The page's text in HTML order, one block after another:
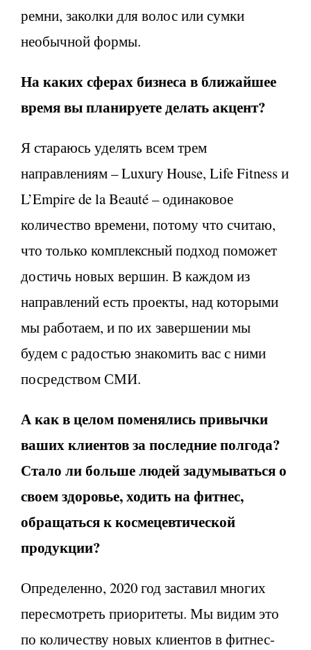
ремни, заколки для волос или сумки
необычной формы.
На каких сферах бизнеса в ближайшее
время вы планируете делать акцент?
Я стараюсь уделять всем трем
направлениям – Luxury House, Life Fitness и
L’Empire de la Beauté – одинаковое
количество времени, потому что считаю,
что только комплексный подход поможет
достичь новых вершин. В каждом из
направлений есть проекты, над которыми
мы работаем, и по их завершении мы
будем с радостью знакомить вас с ними
посредством СМИ.
А как в целом поменялись привычки
ваших клиентов за последние полгода?
Стало ли больше людей задумываться о
своем здоровье, ходить на фитнес,
обращаться к космецевтической
продукции?
Определенно, 2020 год заставил многих
пересмотреть приоритеты. Мы видим это
по количеству новых клиентов в фитнес-